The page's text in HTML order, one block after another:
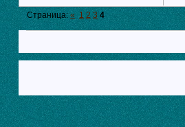
Страница:« 1 2 3 4